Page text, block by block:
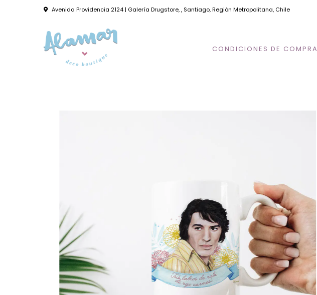
Avenida Providencia 2124 | Galería Drugstore, , Santiago, Región Metropolitana, Chile
CONDICIONES DE COMPRA